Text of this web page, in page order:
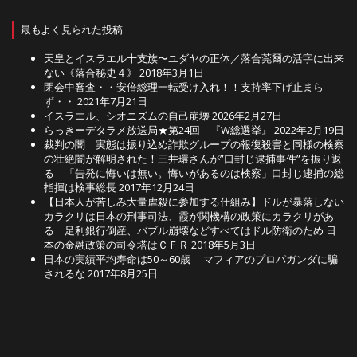
最もよく見られた投稿
天皇とイスラエル十支族〜ユダヤの正体／落合莞爾の活字に出来
ない《落合秘史４》 2018年3月1日
閉会中審査・・安倍総理一転受け入れ！！支持率下げ止まら
ず・・ 2021年7月21日
イスラエル、シオニズムの自己崩壊2026年2月27日
らっきーデタラメ放送局★第24回 『W総選挙』
2022年2月19日
裁判の闇 実態は振り込め詐欺グループの報復殺害と同様の検察
の壮絶闇が解明された！三井環さんが”口封じ逮捕事件”を振り返
る 「告発に悔いは無い。悔いがあるのは検察」口封じ逮捕の総
指揮は検事総長2017年12月24日
【日本人が苦しみ大量虐殺に参加する仕組み】ドルが暴落しない
カラクリは日本の刑事司法、霞が関機構の政策にカラクリがあ
る 足利銀行倒産、バブル崩壊などすべてはドル防衛のため 日
本の金融政策の司令塔はＣＦＲ 2018年5月3日
日本の実績平均寿命は50～60歳 マフィアのプロパガンダに騙
されるな 2017年8月25日